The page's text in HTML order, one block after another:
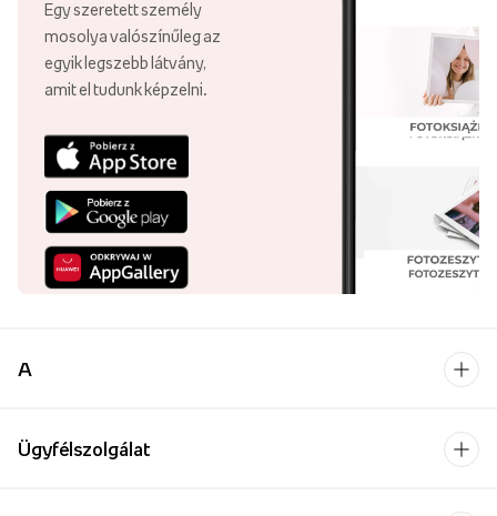
Egy szeretett személy
mosolya valószínűleg az
egyik legszebb látvány,
amit el tudunk képzelni.
A
Ügyfélszolgálat